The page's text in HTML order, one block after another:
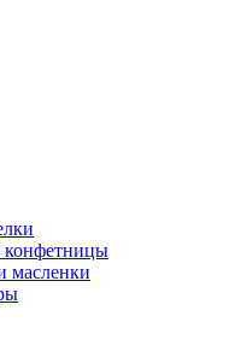
конфетницы
масленки